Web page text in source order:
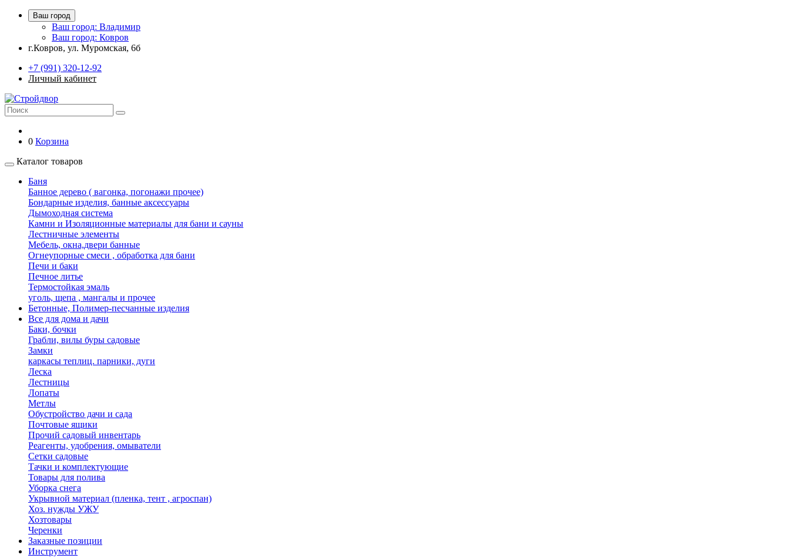
Ваш город
Ваш город: Владимир
Ваш город: Ковров
г.Ковров, ул. Муромская, 6б
+7 (991) 320-12-92
Личный кабинет
0 Корзина
Каталог товаров
Баня
Банное дерево ( вагонка, погонажи прочее)
Бондарные изделия, банные аксессуары
Дымоходная система
Камни и Изоляционные материалы для бани и сауны
Лестничные элементы
Мебель, окна,двери банные
Огнеупорные смеси , обработка для бани
Печи и баки
Печное литье
Термостойкая эмаль
уголь, щепа , мангалы и прочее
Бетонные, Полимер-песчанные изделия
Все для дома и дачи
Баки, бочки
Грабли, вилы буры садовые
Замки
каркасы теплиц. парники, дуги
Леска
Лестницы
Лопаты
Метлы
Обустройство дачи и сада
Почтовые ящики
Прочий садовый инвентарь
Реагенты, удобрения, омыватели
Сетки садовые
Тачки и комплектующие
Товары для полива
Уборка снега
Укрывной материал (пленка, тент , агроспан)
Хоз. нужды УЖУ
Хозтовары
Черенки
Заказные позиции
Инструмент